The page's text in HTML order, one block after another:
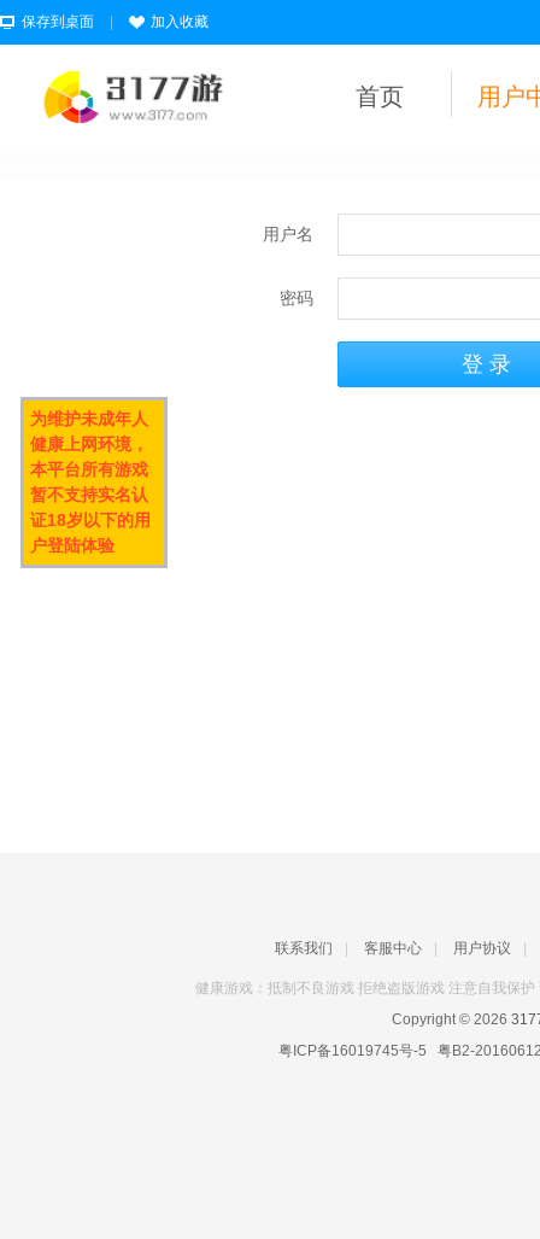
保存到桌面 加入收藏
首页 用户
用户名
密码
联系我们 客服中心 用户协议
健康游戏：抵制不良游戏 拒绝盗版游戏 注意自我保
Copyright © 2026
粤ICP备16019745号-5 粤B2-
为维护未成年人
健康上网环境，
本平台所有游戏
暂不支持实名认
证18岁以下的用
户登陆体验